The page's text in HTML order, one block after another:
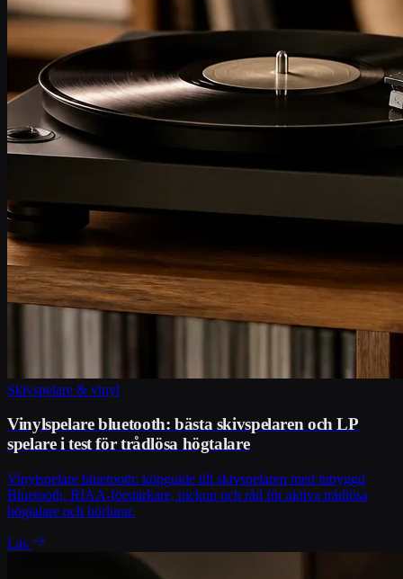
Skivspelare & vinyl
Vinylspelare bluetooth: bästa skivspelaren och LP
spelare i test för trådlösa högtalare
Vinylspelare bluetooth: köpguide till skivspelaren med inbyggd
Bluetooth, RIAA-förstärkare, pickup och råd för aktiva trådlösa
högtalare och hörlurar.
Läs